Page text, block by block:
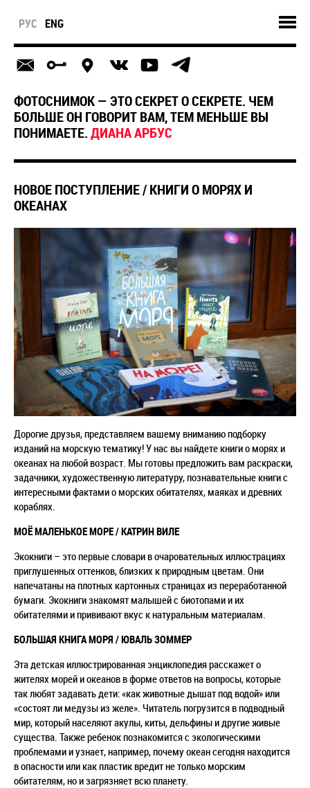
РУС ENG
ФОТОСНИМОК — ЭТО СЕКРЕТ О СЕКРЕТЕ. ЧЕМ
БОЛЬШЕ ОН ГОВОРИТ ВАМ, ТЕМ МЕНЬШЕ ВЫ
ПОНИМАЕТЕ.ДИАНА АРБУС
​НОВОЕ ПОСТУПЛЕНИЕ / КНИГИ О МОРЯХ И
ОКЕАНАХ
Дорогие друзья, представляем вашему вниманию подборку
изданий на морскую тематику! У нас вы найдете книги о морях и
океанах на любой возраст. Мы готовы предложить вам раскраски,
задачники, художественную литературу, познавательные книги с
интересными фактами о морских обитателях, маяках и древних
кораблях.
МОЁ МАЛЕНЬКОЕ МОРЕ / КАТРИН ВИЛЕ
Экокниги – это первые словари в очаровательных иллюстрациях
приглушенных оттенков, близких к природным цветам. Они
напечатаны на плотных картонных страницах из переработанной
бумаги. Экокниги знакомят малышей с биотопами и их
обитателями и прививают вкус к натуральным материалам.
БОЛЬШАЯ КНИГА МОРЯ / ЮВАЛЬ ЗОММЕР
Эта детская иллюстрированная энциклопедия расскажет о
жителях морей и океанов в форме ответов на вопросы, которые
так любят задавать дети: «как животные дышат под водой» или
«состоят ли медузы из желе». Читатель погрузится в подводный
мир, который населяют акулы, киты, дельфины и другие живые
существа. Также ребенок познакомится с экологическими
проблемами и узнает, например, почему океан сегодня находится
в опасности или как пластик вредит не только морским
обитателям, но и загрязняет всю планету.